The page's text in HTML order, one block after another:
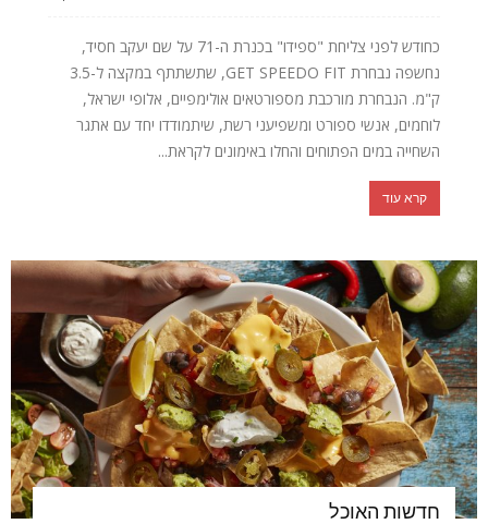
כחודש לפני צליחת "ספידו" בכנרת ה-71 על שם יעקב חסיד,
נחשפה נבחרת GET SPEEDO FIT, שתשתתף במקצה ל-3.5
ק"מ. הנבחרת מורכבת מספורטאים אולימפיים, אלופי ישראל,
לוחמים, אנשי ספורט ומשפיעני רשת, שיתמודדו יחד עם אתגר
השחייה במים הפתוחים והחלו באימונים לקראת...
קרא עוד
חדשות האוכל